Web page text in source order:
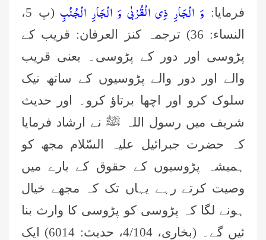
فرمایا: وَ الْجَارِ ذِی الْقُرْبٰى وَ الْجَارِ الْجُنُبِ
(پ 5،
النساء: 36) ترجمہ کنز العرفان: قریب کے
پڑوسی اور دور کے پڑوسی۔ یعنی قریب
والے اور دور والے پڑوسیوں کے ساتھ نیک
سلوک کرو اور اچھا برتاؤ کرو۔ اور حدیث
شریف میں رسول اللہ ﷺ نے ارشاد فرمایا
کہ حضرت جبرائیل علیہ السّلام مجھ کو
ہمیشہ پڑوسیوں کے حقوق کے بارے میں
وصیت کرتے رہے یہاں تک کہ مجھے خیال
ہونے لگا کہ پڑوسی کو پڑوسی کا وارث بنا
ئیں گے۔ (بخاری، 4/104، حدیث: 6014) ایک